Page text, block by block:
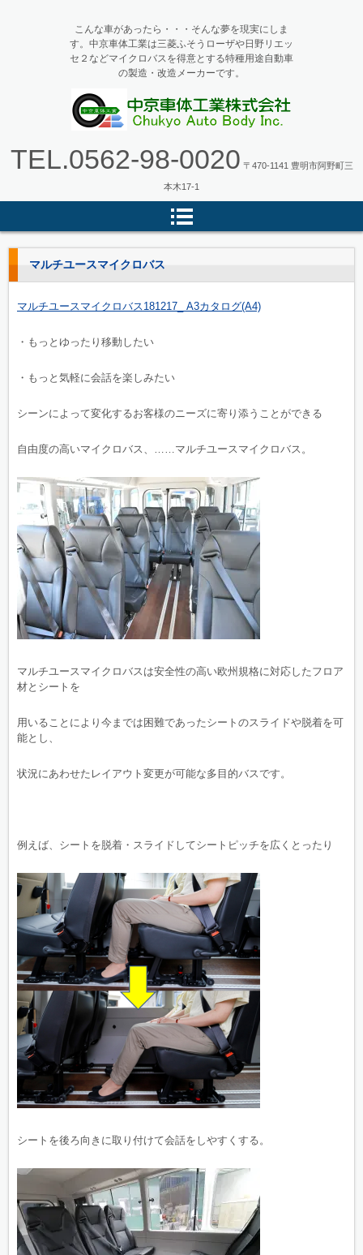
体工業
こんな車があったら・・・そんな夢を現実にしま
す。中京車体工業は三菱ふそうローザや日野リエッ
セ２などマイクロバスを得意とする特種用途自動車
の製造・改造メーカーです。
TEL.0562-98-0020 〒470-1141 豊明市阿野町三
本木17-1
マルチユースマイクロバス
マルチユースマイクロバス181217_ A3カタログ(A4)
・もっとゆったり移動したい
・もっと気軽に会話を楽しみたい
シーンによって変化するお客様のニーズに寄り添うことができる
自由度の高いマイクロバス、……マルチユースマイクロバス。
マルチユースマイクロバスは安全性の高い欧州規格に対応したフロア
材とシートを
用いることにより今までは困難であったシートのスライドや脱着を可
能とし、
状況にあわせたレイアウト変更が可能な多目的バスです。
例えば、シートを脱着・スライドしてシートピッチを広くとったり
シートを後ろ向きに取り付けて会話をしやすくする。